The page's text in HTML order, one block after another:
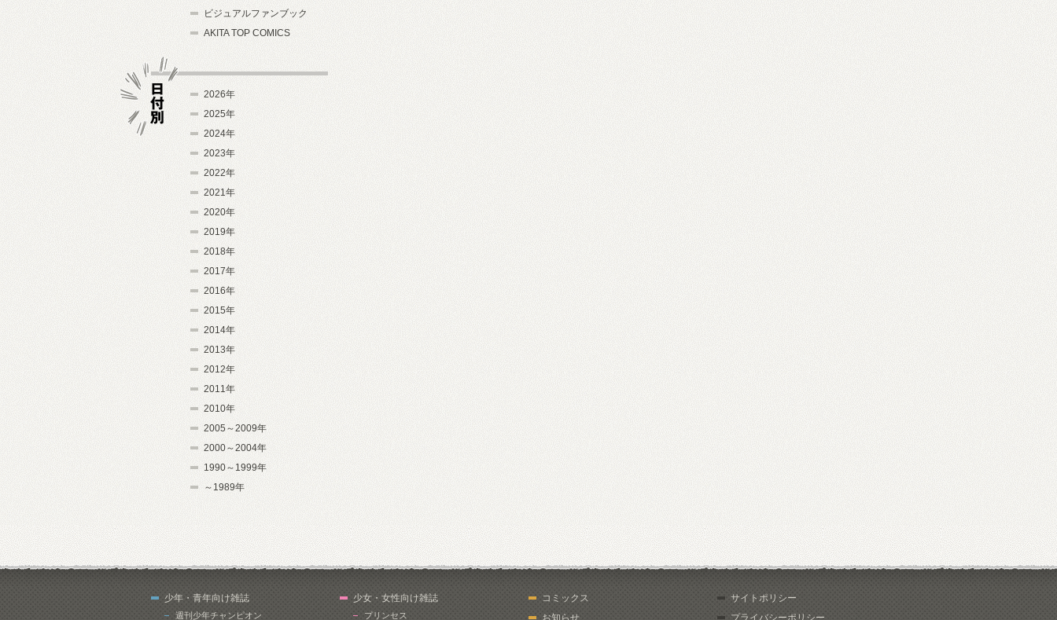
ビジュアルファンブック
AKITA TOP COMICS
2026年
2025年
2024年
2023年
2022年
2021年
2020年
2019年
2018年
2017年
2016年
2015年
2014年
2013年
2012年
2011年
2010年
2005～2009年
2000～2004年
1990～1999年
～1989年
少年・青年向け雑誌
週刊少年チャンピオン
少女・女性向け雑誌
プリンセス
コミックス
お知らせ
サイトポリシー
プライバシーポリシー